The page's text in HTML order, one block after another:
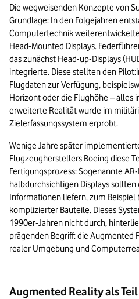
Die wegweisenden Konzepte von
Grundlage: In den Folgejahren
Computertechnik
Head-Mounted Displays.
das zunächst Head-up-Displays
integrierte. Diese stellten den
Flugdaten zur Verfügung,
Horizont oder die Flughöhe – alles
erweiterte Realität wurde im
Zielerfassungssystem erprobt.
Wenige Jahre später
Flugzeugherstellers Boeing diese
Fertigungsprozess: Sogenannte
halbdurchsichtigen Displays
Informationen liefern, zum Beispiel
komplizierter Bauteile. Dieses
1990er-Jahren nicht durch,
prägenden Begriff: die Augmented
realer Umgebung und
Augmented Reality als